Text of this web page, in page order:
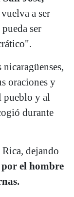
a ser
ser
oraciones y
pueblo y al
durante
dejando
el hombre